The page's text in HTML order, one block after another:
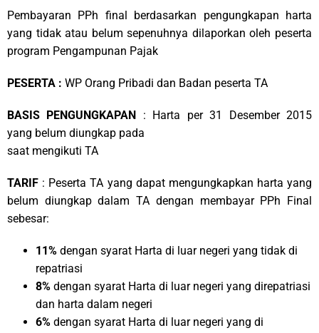
Pembayaran PPh final berdasarkan pengungkapan harta
yang tidak atau belum sepenuhnya dilaporkan oleh peserta
program Pengampunan Pajak
PESERTA : WP Orang Pribadi dan Badan peserta TA
BASIS PENGUNGKAPAN
: Harta per 31 Desember 2015
yang belum diungkap pada
saat mengikuti TA
TARIF : Peserta TA yang dapat mengungkapkan harta yang
belum diungkap dalam TA dengan membayar PPh Final
sebesar:
11% dengan syarat Harta di luar negeri yang tidak di
repatriasi
8% dengan syarat Harta di luar negeri yang direpatriasi
dan harta dalam negeri
6% dengan syarat Harta di luar negeri yang di